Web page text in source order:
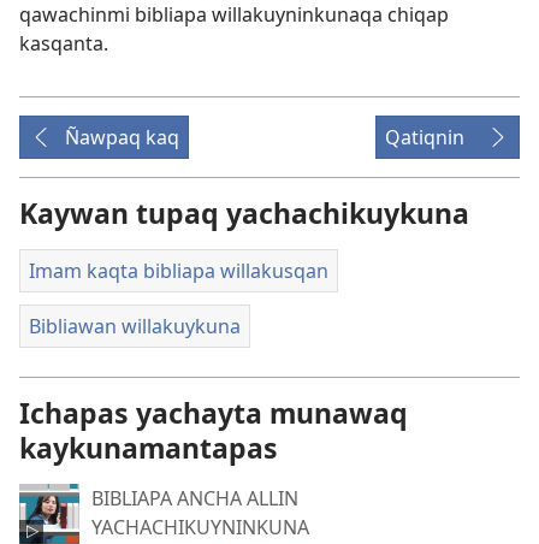
qawachinmi bibliapa willakuyninkunaqa chiqap
kasqanta.
Ñawpaq kaq Qatiqnin
Kaywan tupaq yachachikuykuna
Imam kaqta bibliapa willakusqan
Bibliawan willakuykuna
Ichapas yachayta munawaq
kaykunamantapas
BIBLIAPA ANCHA ALLIN
YACHACHIKUYNINKUNA